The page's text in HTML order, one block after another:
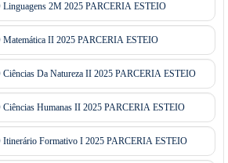
2M 2025 PARCERIA ESTEIO
II 2025 PARCERIA ESTEIO
Da Natureza II 2025 PARCERIA ESTEIO
Humanas II 2025 PARCERIA ESTEIO
Formativo I 2025 PARCERIA ESTEIO